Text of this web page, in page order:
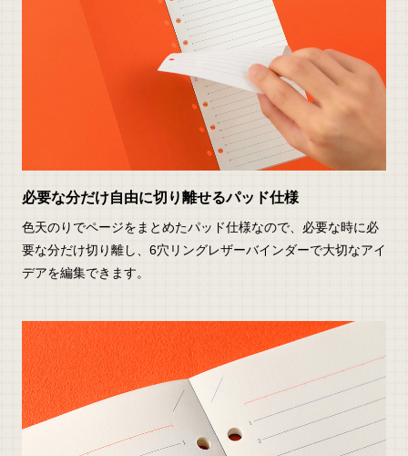
必要な分だけ自由に切り離せるパッド仕様
色天のりでページをまとめたパッド仕様なので、必要な時に必
要な分だけ切り離し、6穴リングレザーバインダーで大切なアイ
デアを編集できます。